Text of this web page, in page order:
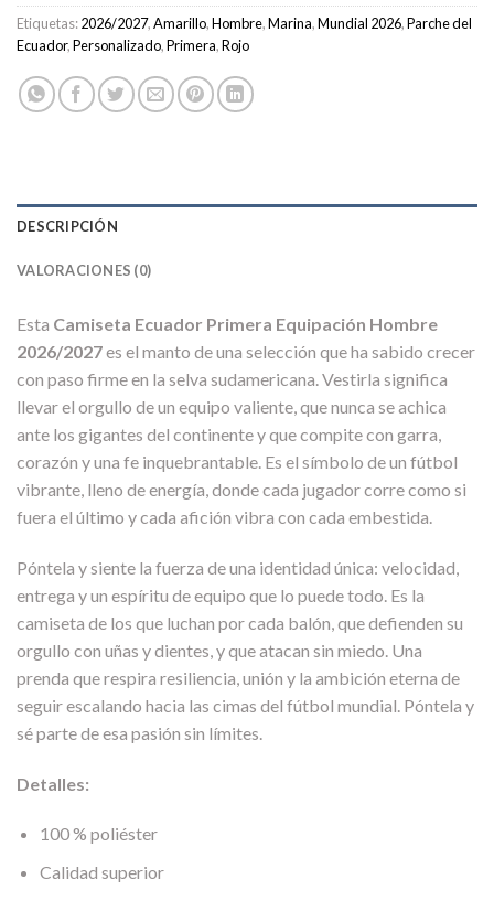
Etiquetas:2026/2027,Amarillo,Hombre,Marina,Mundial 2026,Parche del
Ecuador,Personalizado,Primera,Rojo
DESCRIPCIÓN
VALORACIONES (0)
Esta Camiseta Ecuador Primera Equipación Hombre
2026/2027es el manto de una selección que ha sabido crecer
con paso firme en la selva sudamericana. Vestirla significa
llevar el orgullo de un equipo valiente, que nunca se achica
ante los gigantes del continente y que compite con garra,
corazón y una fe inquebrantable. Es el símbolo de un fútbol
vibrante, lleno de energía, donde cada jugador corre como si
fuera el último y cada afición vibra con cada embestida.
Póntela y siente la fuerza de una identidad única: velocidad,
entrega y un espíritu de equipo que lo puede todo. Es la
camiseta de los que luchan por cada balón, que defienden su
orgullo con uñas y dientes, y que atacan sin miedo. Una
prenda que respira resiliencia, unión y la ambición eterna de
seguir escalando hacia las cimas del fútbol mundial. Póntela y
sé parte de esa pasión sin límites.
Detalles:
100 % poliéster
Calidad superior